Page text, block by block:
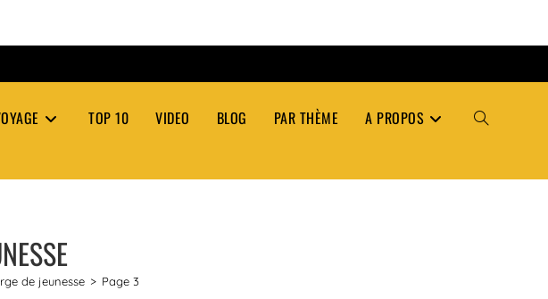
TOP 10 VIDEO BLOG PAR THÈME A PROPOS TOGGLE
de jeunesse > Page 3